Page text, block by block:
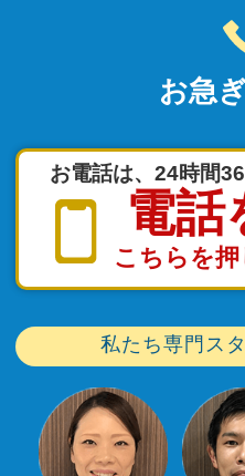
お急
お電話は、24時間
電話
こちらを
私たち専門ス